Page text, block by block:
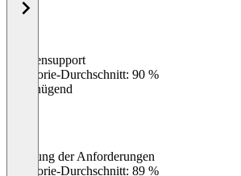
Kundensupport
Kategorie-Durchschnitt: 90 %
Ungenügend
Erfüllung der Anforderungen
Kategorie-Durchschnitt: 89 %